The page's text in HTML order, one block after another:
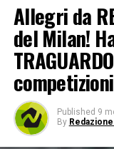
Allegri da
del Milan!
Published 9
By